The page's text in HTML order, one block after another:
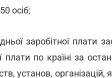
осіб;
заробітної плати
плати по країні за
установ,